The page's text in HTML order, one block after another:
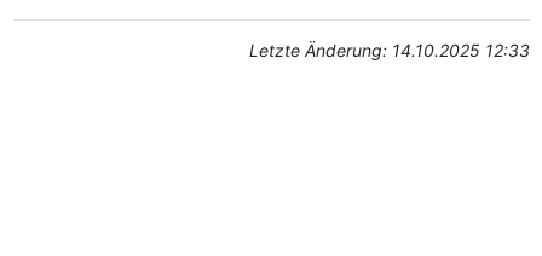
Letzte Änderung: 14.10.2025 12:33